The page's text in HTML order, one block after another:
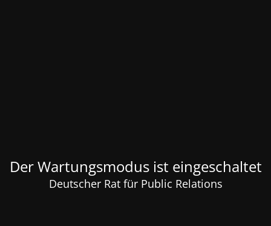
Der Wartungsmodus ist eingeschaltet
Deutscher Rat für Public Relations